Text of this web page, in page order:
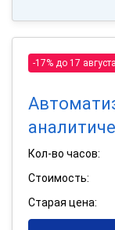
-17% до 17 августа
Кол-во часов:
Стоимость:
Старая цена: